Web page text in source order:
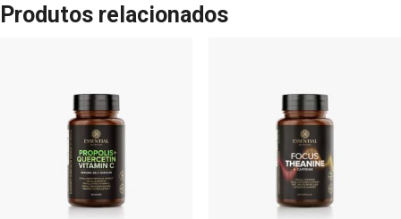
Produtos relacionados